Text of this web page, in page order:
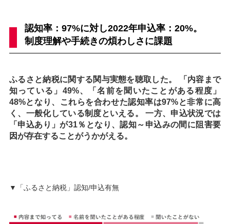
認知率：97%に対し2022年申込率：20%。
制度理解や手続きの煩わしさに課題
ふるさと納税に関する関与実態を聴取した。 「内容まで
知っている」49%、「名前を聞いたことがある程度」
48%となり、これらを合わせた認知率は97%と非常に高
く、一般化している制度といえる。 一方、申込状況では
「申込あり」が31％となり、認知～申込みの間に阻害要
因が存在することがうかがえる。
▼「ふるさと納税」認知/申込有無